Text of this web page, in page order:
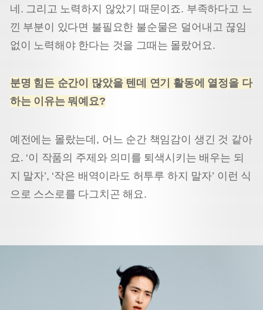
네. 그리고 노력하지 않았기 때문이죠. 부족하다고 느
낀 부분이 있다면 불필요한 불순물은 덜어내고 끊임
없이 노력해야 한다는 것을 그때는 몰랐어요.
분명 힘든 순간이 많았을 텐데 연기 활동에 열정을 다
하는 이유는 뭐예요?
예전에는 몰랐는데, 어느 순간 책임감이 생긴 것 같아
요. ‘이 작품의 주제와 의미를 퇴색시키는 배우는 되
지 말자’, ‘작은 배역이라도 허투루 하지 말자’ 이런 식
으로 스스로를 다그치곤 해요.